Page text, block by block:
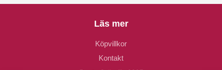
Läs mer
Köpvillkor
Kontakt